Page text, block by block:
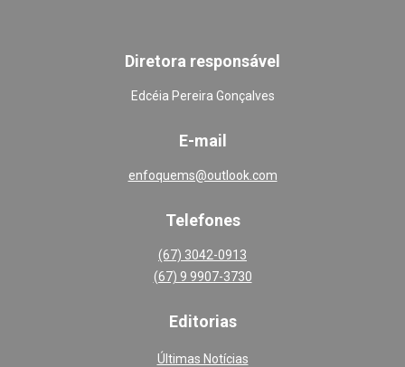
Diretora responsável
Edcéia Pereira Gonçalves
E-mail
enfoquems@outlook.com
Telefones
(67) 3042-0913
(67) 9 9907-3730
Editorias
Últimas Notícias